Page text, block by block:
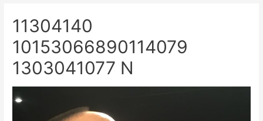
11304140
10153066890114079
1303041077 N